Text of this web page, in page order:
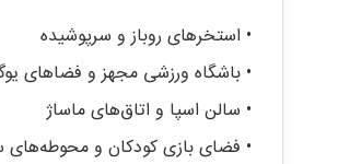
• استخرهای روباز و سرپوشیده
• باشگاه ورزشی مجهز و فضاهای
• سالن اسپا و اتاق‌های ماساژ
• فضای بازی کودکان و محوطه‌های